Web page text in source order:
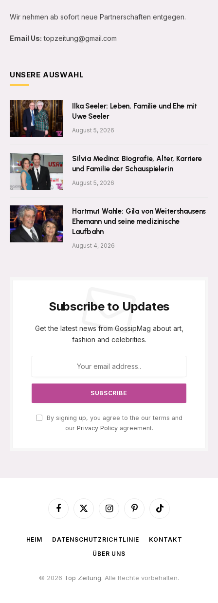
Wir nehmen ab sofort neue Partnerschaften entgegen.
Email Us: topzeitung@gmail.com
UNSERE AUSWAHL
Ilka Seeler: Leben, Familie und Ehe mit
Uwe Seeler
August 5, 2026
Silvia Medina: Biografie, Alter, Karriere
und Familie der Schauspielerin
August 5, 2026
Hartmut Wahle: Gila von Weitershausens
Ehemann und seine medizinische
Laufbahn
August 4, 2026
Subscribe to Updates
Get the latest news from GossipMag about art,
fashion and celebrities.
By signing up, you agree to the our terms and
our Privacy Policyagreement.
Facebook
X
InstagramPinterestTikTok
HEIM DATENSCHUTZRICHTLINIE
KONTAKT
ÜBER UNS
© 2026 Top Zeitung. Alle Rechte vorbehalten.